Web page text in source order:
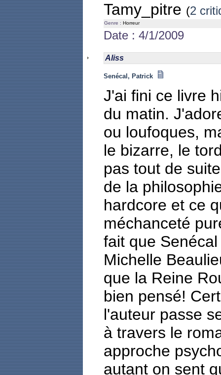
Tamy_pitre (2
Genre : Horreur
Date : 4/1/2009
Aliss
Senécal, Patrick
J'ai fini ce livre
du matin.
ou loufoques,
le bizarre, le
pas tout de
de la
hardcore et ce
méchanceté
fait que
Michelle
que la Reine
bien pensé!
l'auteur passe
à travers le
approche
autant on sent